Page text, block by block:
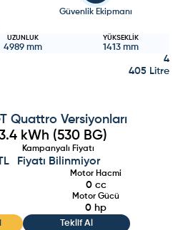
Güvenlik Ekipmanı
UZUNLUK
4989mm
YÜKSEKLIK
1413mm
4
405 Litre
QuattroVersiyonları
kWh (530 BG)
Kampanyalı Fiyatı
Fiyatı Bilinmiyor
Motor Hacmi
0cc
Motor Gücü
0 hp
Teklif Al